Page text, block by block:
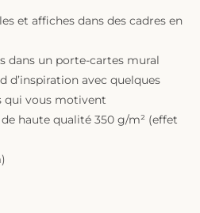
et affiches dans des cadres en
dans un porte-cartes mural
d’inspiration avec quelques
qui vous motivent
haute qualité 350 g/m² (effet